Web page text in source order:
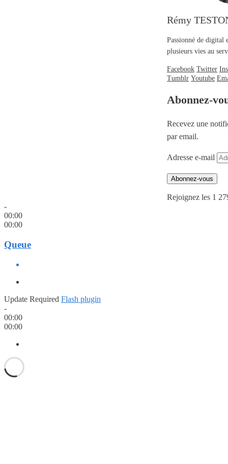
Rémy
Passionné de digital
plusieurs vies au
Facebook Twitter
Tumblr Youtube
Abonnez-
Recevez une
par email.
Adresse e-mail
Abonnez-vous
Rejoignez les 1
-
00:00
00:00
Queue
Update Required Flash plugin
-
00:00
00:00